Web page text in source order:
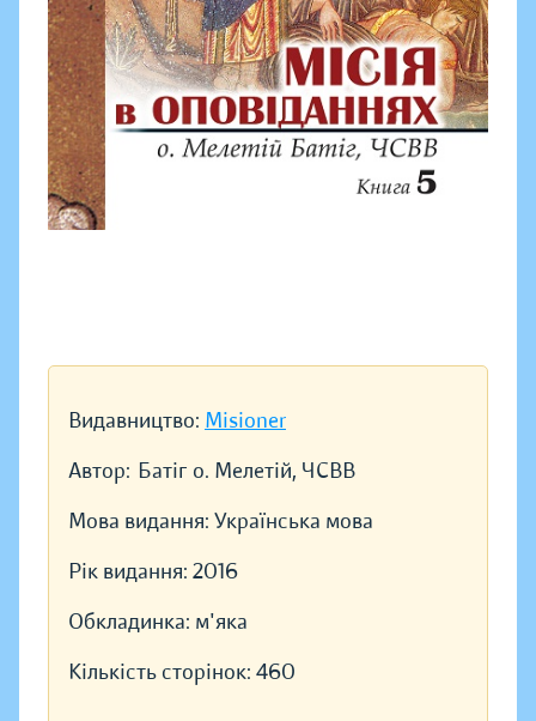
Видавництво: Misioner
Автор: Батіг о. Мелетій, ЧСВВ
Мова видання: Українська мова
Рік видання: 2016
Обкладинка: м'яка
Кількість сторінок: 460